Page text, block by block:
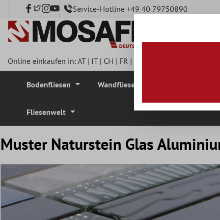
springen Service-Hotline +49 40 79750890
Online einkaufen in:AT| IT| CH | FR |
Bodenfliesen Wandfliesen
Fliesenwelt
Muster Naturstein Glas